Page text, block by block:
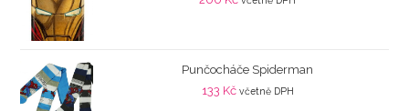
Punčocháče Spiderman
133 Kč včetně DPH